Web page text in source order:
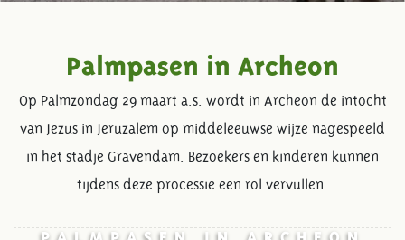
PALMPASEN IN ARCHEON
Palmpasen in Archeon
Op Palmzondag 29 maart a.s. wordt in Archeon de intocht
van Jezus in Jeruzalem op middeleeuwse wijze nagespeeld
in het stadje Gravendam. Bezoekers en kinderen kunnen
tijdens deze processie een rol vervullen.